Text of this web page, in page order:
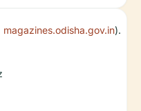
magazines.odisha.gov.in).